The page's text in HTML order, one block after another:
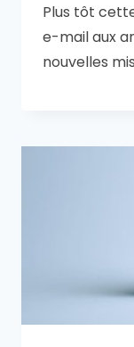
Plus tôt
e-mail aux
nouvelles